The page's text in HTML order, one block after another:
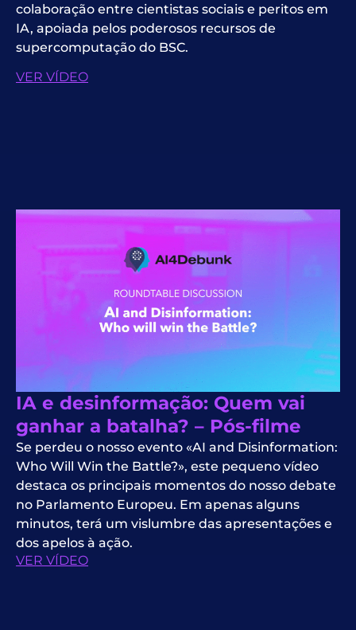
colaboração entre cientistas sociais e peritos em
IA, apoiada pelos poderosos recursos de
supercomputação do BSC.
VER VÍDEO
IA e desinformação: Quem vai
ganhar a batalha? – Pós-filme
Se perdeu o nosso evento «AI and Disinformation:
Who Will Win the Battle?», este pequeno vídeo
destaca os principais momentos do nosso debate
no Parlamento Europeu. Em apenas alguns
minutos, terá um vislumbre das apresentações e
dos apelos à ação.
VER VÍDEO